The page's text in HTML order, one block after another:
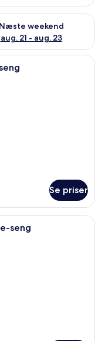
14 - aug. 16
Næste weekend
aug. 21 - aug. 23
for næste
med seng, rundt
Se priser
med to senge, et
seng